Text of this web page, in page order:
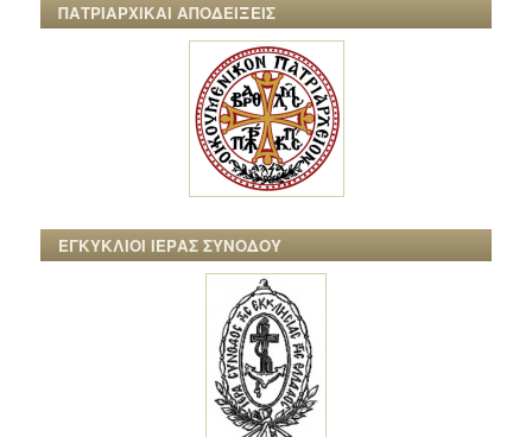
ΠΑΤΡΙΑΡΧΙΚΑΙ ΑΠΟΔΕΙΞΕΙΣ
ΕΓΚΥΚΛΙΟΙ ΙΕΡΑΣ ΣΥΝΟΔΟΥ